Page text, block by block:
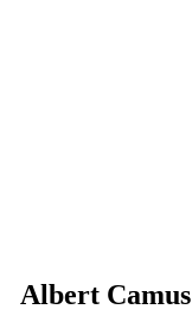
Albert Camus